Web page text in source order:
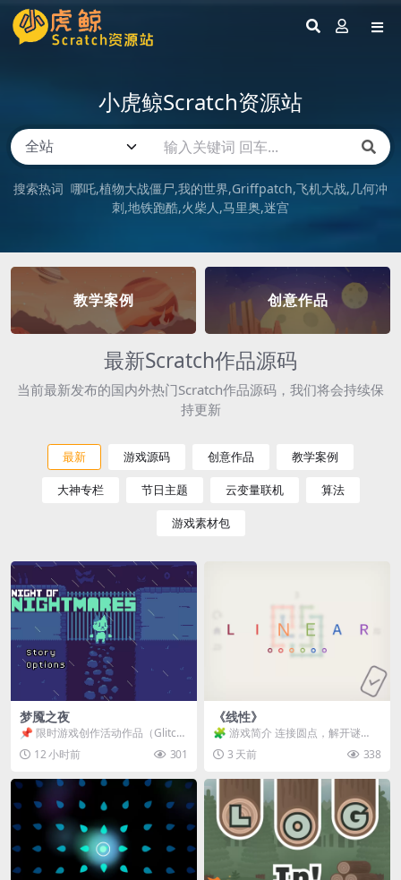
小虎鲸Scratch资源站
搜索热词 哪吒 植物大战僵尸 我的世界 Griffpatch 飞机大战 几何冲
刺 地铁跑酷 火柴人 马里奥 迷宫
教学案例 创意作品
最新Scratch作品源码
当前最新发布的国内外热门Scratch作品源码，我们将会持续保
持更新
最新 游戏源码 创意作品 教学案例
大神专栏 节日主题 云变量联机 算法
游戏素材包
梦魇之夜
📌 限时游戏创作活动作品（Glitch
Game Jam） 📖 故事背景 怪物四...
12 小时前 301
《线性》
🧩 游戏简介 连接圆点，解开谜
题。 ⚠️ 重要提示 所有关卡均可通
关，请确保使用...
3 天前 338